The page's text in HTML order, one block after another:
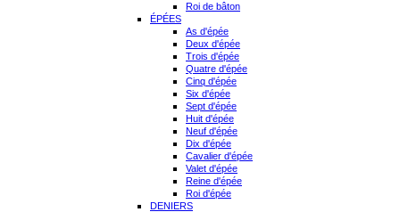
Roi de bâton
ÉPÉES
As d'épée
Deux d'épée
Trois d'épée
Quatre d'épée
Cinq d'épée
Six d'épée
Sept d'épée
Huit d'épée
Neuf d'épée
Dix d'épée
Cavalier d'épée
Valet d'épée
Reine d'épée
Roi d'épée
DENIERS